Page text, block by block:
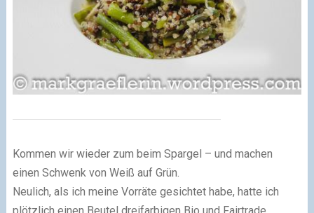
Kommen wir wieder zum beim Spargel – und machen
einen Schwenk von Weiß auf Grün.
Neulich, als ich meine Vorräte gesichtet habe, hatte ich